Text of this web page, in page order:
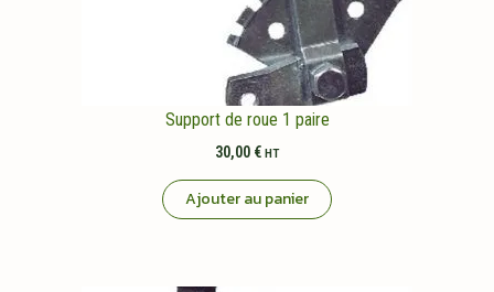
Support de roue 1 paire
30,00 € HT
Ajouter au panier